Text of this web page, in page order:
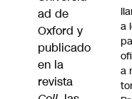
ad de
Oxford y
publicado
en la
revista
a
a